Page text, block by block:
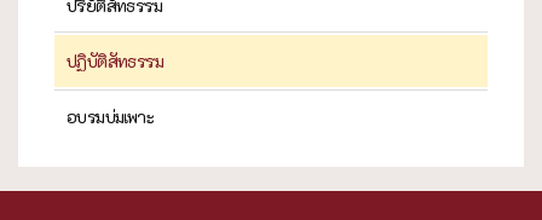
ปริยัติสัทธรรม
ปฏิบัติสัทธรรม
อบรมบ่มเพาะ